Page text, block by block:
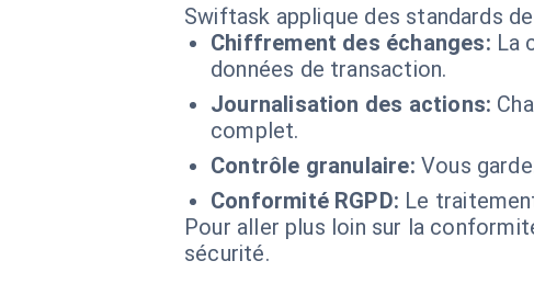
Swiftask applique des standards
Chiffrement des échanges: La
données de transaction.
Journalisation des actions:
complet.
Contrôle granulaire: Vous
Conformité RGPD: Le
Pour aller plus loin sur la
sécurité.